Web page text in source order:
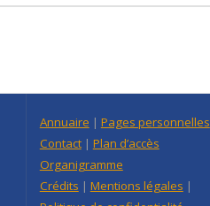
Annuaire | Pages personnelles
Contact| Plan d’accès
Organigramme
Crédits | Mentions légales |